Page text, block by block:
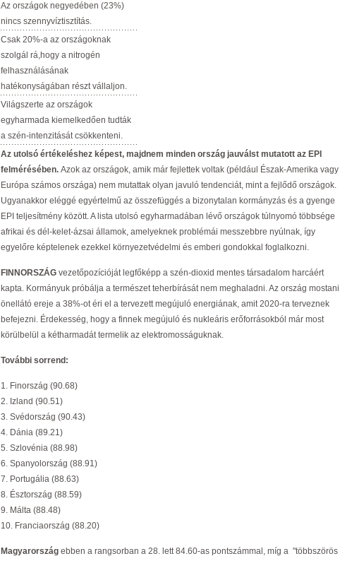
Az országok negyedében (23%)
nincs szennyvíztisztítás.
Csak 20%-a az országoknak
szolgál rá,hogy a nitrogén
felhasználásának
hatékonyságában részt vállaljon.
Világszerte az országok
egyharmada kiemelkedően tudták
a szén-intenzitását csökkenteni.
Az utolsó értékeléshez képest, majdnem minden ország jauválst mutatott az EPI
felmérésében. Azok az országok, amik már fejlettek voltak (például Észak-Amerika vagy
Európa számos országa) nem mutattak olyan javuló tendenciát, mint a fejlődő országok.
Ugyanakkor eléggé egyértelmű az összefüggés a bizonytalan kormányzás és a gyenge
EPI teljesítmény között. A lista utolsó egyharmadában lévő országok túlnyomó többsége
afrikai és dél-kelet-ázsai államok, amelyeknek problémái messzebbre nyúlnak, így
egyelőre képtelenek ezekkel környezetvédelmi és emberi gondokkal foglalkozni.
FINNORSZÁG vezetőpozícióját legfőképp a szén-dioxid mentes társadalom harcáért
kapta. Kormányuk próbálja a természet teherbírását nem meghaladni. Az ország mostani
önellátó ereje a 38%-ot éri el a tervezett megújuló energiának, amit 2020-ra terveznek
befejezni. Érdekesség, hogy a finnek megújuló és nukleáris erőforrásokból már most
körülbelül a kétharmadát termelik az elektromosságuknak.
További sorrend:
1. Finország (90.68)
2. Izland (90.51)
3. Svédország (90.43)
4. Dánia (89.21)
5. Szlovénia (88.98)
6. Spanyolország (88.91)
7. Portugália (88.63)
8. Észtország (88.59)
9. Málta (88.48)
10. Franciaország (88.20)
Magyarország ebben a rangsorban a 28. lett 84.60-as pontszámmal, míg a "többszörös